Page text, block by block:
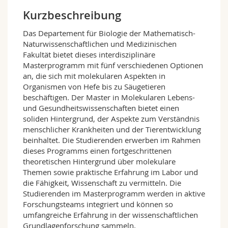
Interfakultär
Doktorierende
Vorlesungsverzeichnis
MyUnifr
Kurzbeschreibung
Das Departement für Biologie der Mathematisch-
Naturwissenschaftlichen und Medizinischen
Fakultät bietet dieses interdisziplinäre
Masterprogramm mit fünf verschiedenen Optionen
an, die sich mit molekularen Aspekten in
Organismen von Hefe bis zu Säugetieren
beschäftigen. Der Master in Molekularen Lebens-
und Gesundheitswissenschaften bietet einen
soliden Hintergrund, der Aspekte zum Verständnis
menschlicher Krankheiten und der Tierentwicklung
beinhaltet. Die Studierenden erwerben im Rahmen
dieses Programms einen fortgeschrittenen
theoretischen Hintergrund über molekulare
Themen sowie praktische Erfahrung im Labor und
die Fähigkeit, Wissenschaft zu vermitteln. Die
Studierenden im Masterprogramm werden in aktive
Forschungsteams integriert und können so
umfangreiche Erfahrung in der wissenschaftlichen
Grundlagenforschung sammeln.